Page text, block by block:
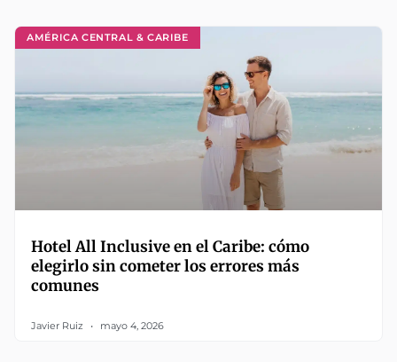
AMÉRICA CENTRAL & CARIBE
Hotel All Inclusive en el Caribe: cómo
elegirlo sin cometer los errores más
comunes
Javier Ruiz mayo 4, 2026